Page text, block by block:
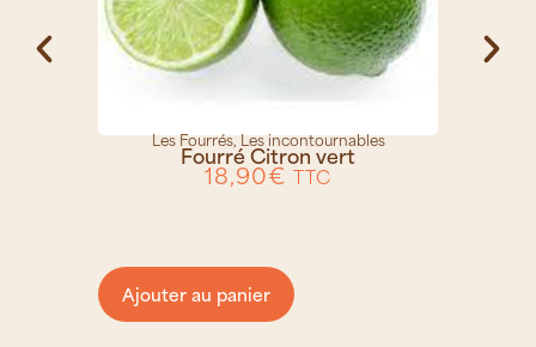
Les Fourrés, Les incontournables
Fourré Citron vert
18,90€ TTC
Ajouter au panier